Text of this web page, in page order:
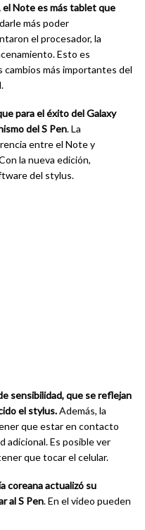
el Note es más tablet que
más poder
el procesador, la
Esto es
cambios más importantes del
para el éxito del Galaxy
del S Pen. La
entre el Note y
la nueva edición,
del stylus.
sensibilidad, que se reflejan
el stylus.Además, la
que estar en contacto
adicional. Es posible ver
que tocar el celular.
coreana actualizó su
al S Pen. En el video pueden